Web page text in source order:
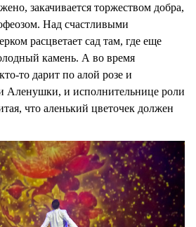
закачивается торжеством добра,
Над счастливыми
расцветает сад там, где еще
камень. А во время
то дарит по алой розе и
Аленушки, и исполнительнице роли
что аленький цветочек должен